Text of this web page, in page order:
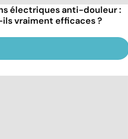
électriques anti-douleur :
vraiment efficaces ?